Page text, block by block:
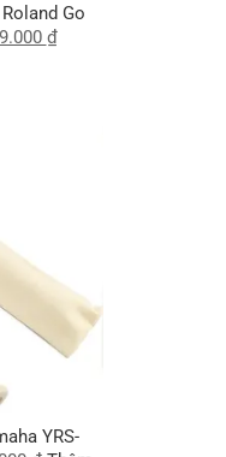
Go
₫
YRS-